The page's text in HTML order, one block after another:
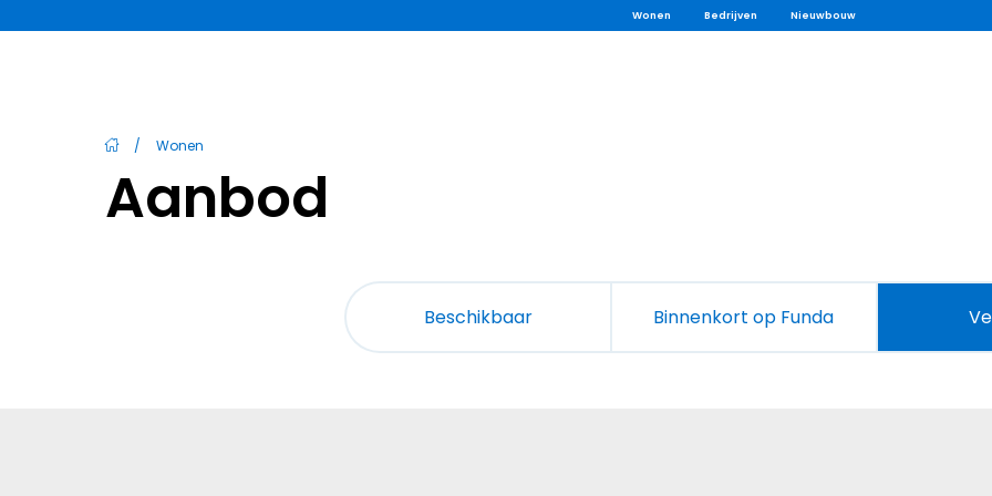
Wonen Bedrijven Nieuwbouw
/ Wonen
Aanbod
Beschikbaar Binnenkort op Funda